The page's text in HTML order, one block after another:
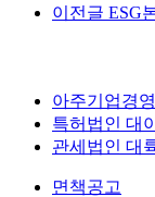
이전글 ESG
아주기업경
특허법인 대
관세법인 대
면책공고